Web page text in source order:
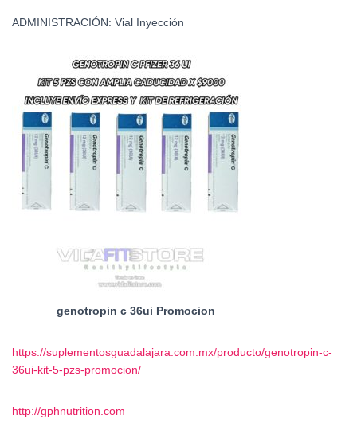
ADMINISTRACIÓN: Vial Inyección
genotropin c 36ui Promocion
https://suplementosguadalajara.com.mx/producto/genotropin-c-
36ui-kit-5-pzs-promocion/
http://gphnutrition.com